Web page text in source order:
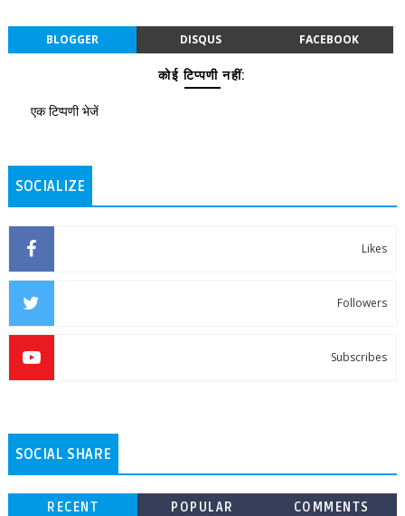
BLOGGER DISQUS FACEBOOK
कोई टिप्पणी नहीं:
एक टिप्पणी भेजें
SOCIALIZE
Likes
Followers
Subscribes
SOCIAL SHARE
RECENT POPULAR COMMENTS